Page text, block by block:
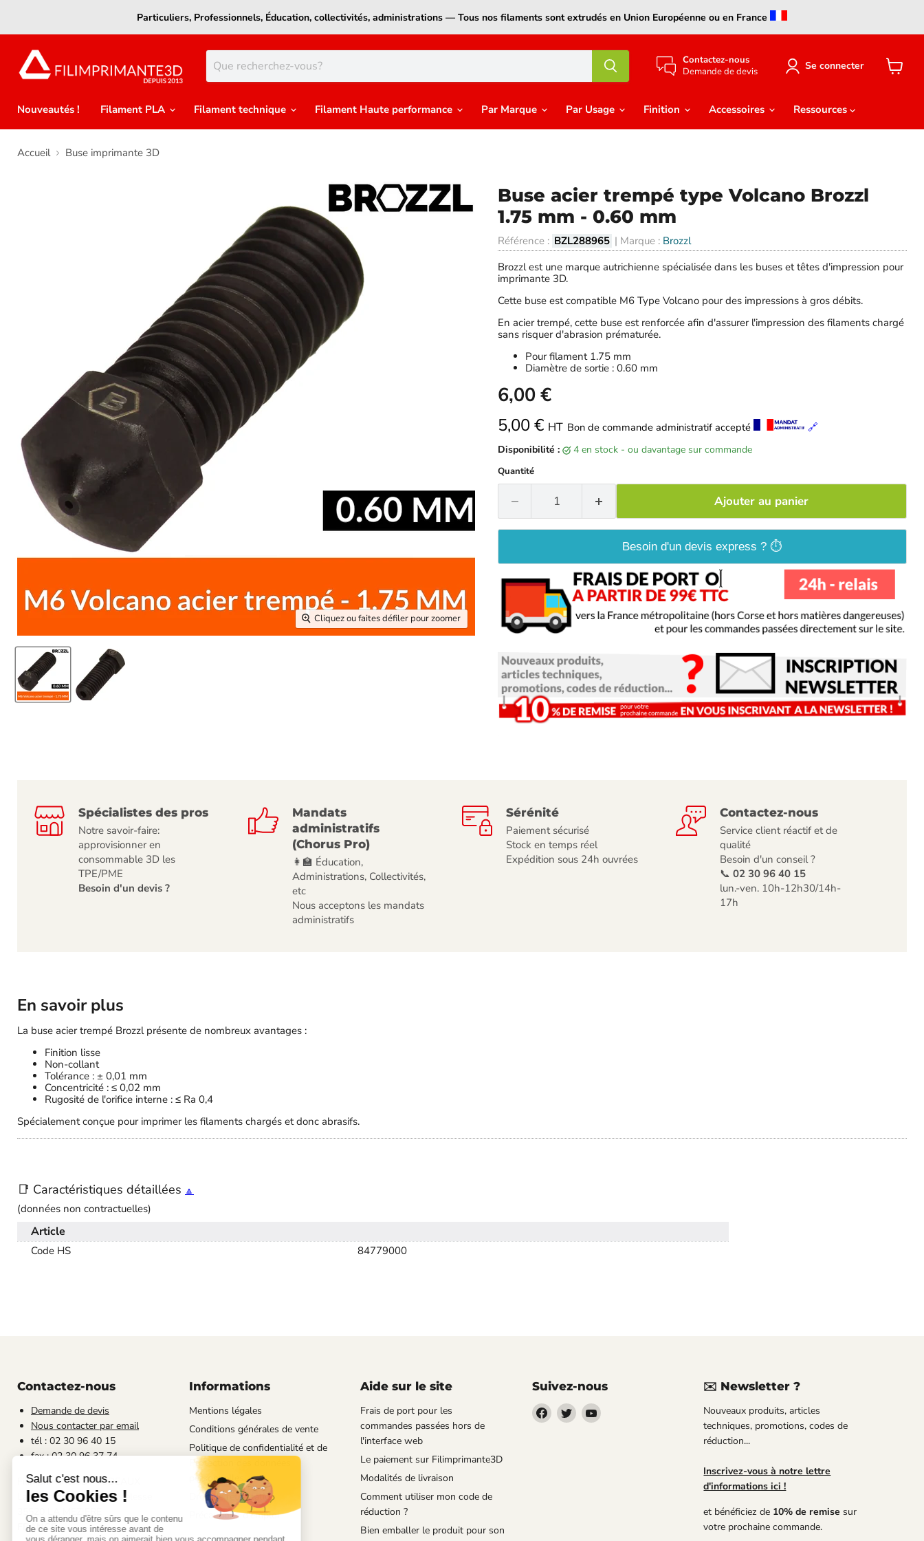
Particuliers, Professionnels, Éducation, collectivités, administrations — Tous nos filaments sont extrudés en Union Européenne ou en France
Contactez-nous
Demande de devis
Se connecter
Voir
Nouveautés ! Filament PLA Filament technique Filament Haute performance Par Marque Par Usage Finition Accessoires Ressources
Accueil Buse imprimante 3D
Cliquez ou faites défiler pour zoomer
Buse acier trempé type Volcano Brozzl
1.75 mm - 0.60 mm
Référence : BZL288965 | Marque : Brozzl
Brozzl est une marque autrichienne spécialisée dans les buses et têtes d'impression pour
imprimante 3D.
Cette buse est compatible M6 Type Volcano pour des impressions à gros débits.
En acier trempé, cette buse est renforcée afin d'assurer l'impression des filaments chargé
sans risquer d'abrasion prématurée.
Pour filament 1.75 mm
Diamètre de sortie : 0.60 mm
6,00 €
5,00 € HT Bon de commande administratif accepté 🔗
Disponibilité : 4 en stock - ou davantage sur commande
Quantité
Ajouter au panier
Besoin d'un devis express ? ⏱️
Spécialistes des pros
Notre savoir-faire:
approvisionner en
consommable 3D les
TPE/PME
Besoin d'un devis ?
Mandats
administratifs
(Chorus Pro)
👩‍🏫 Éducation,
Administrations, Collectivités,
etc
Nous acceptons les mandats
administratifs
Sérénité
Paiement sécurisé
Stock en temps réel
Expédition sous 24h ouvrées
Contactez-nous
Service client réactif et de
qualité
Besoin d'un conseil ?
📞 02 30 96 40 15
lun.-ven. 10h-12h30/14h-
17h
En savoir plus
La buse acier trempé Brozzl présente de nombreux avantages :
Finition lisse
Non-collant
Tolérance : ± 0,01 mm
Concentricité : ≤ 0,02 mm
Rugosité de l'orifice interne : ≤ Ra 0,4
Spécialement conçue pour imprimer les filaments chargés et donc abrasifs.
📑 Caractéristiques détaillées 🔼
(données non contractuelles)
Article
Code HS 84779000
Contactez-nous
Demande de devis
Nous contacter par email
tél : 02 30 96 40 15
fax : 02 30 96 37 74
Filimprimante3D - JUDEAUX
La Goberderie - Rte de Melesse
35520 LA MEZIERE
FRANCE
Informations
Mentions légales
Conditions générales de vente
Politique de confidentialité et de
Protection des données
personnelles
Droit de rétractation
Précautions d'emploi
Aide sur le site
Frais de port pour les
commandes passées hors de
l'interface web
Le paiement sur Filimprimante3D
Modalités de livraison
Comment utiliser mon code de
réduction ?
Bien emballer le produit pour son
Suivez-nous
Trouvez-
nous
Trouvez-
nous
Trouvez-
✉️ Newsletter ?
Nouveaux produits, articles
techniques, promotions, codes de
réduction...
Inscrivez-vous à notre lettre
d'informations ici !
et bénéficiez de 10% de remise sur
votre prochaine commande.